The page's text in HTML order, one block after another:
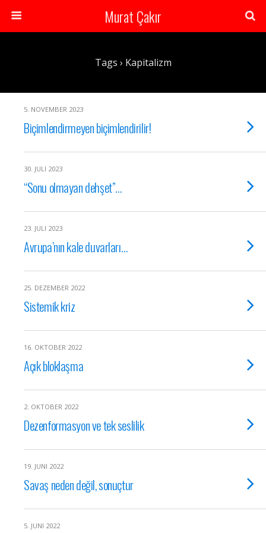
Murat Çakır
Tags › Kapitalizm
5. NOVEMBER 2023
Biçimlendirmeyen biçimlendirilir!
30. JULI 2023
“Sonu olmayan dehşet”…
23. JULI 2023
Avrupa’nın kale duvarları…
25. DEZEMBER 2022
Sistemik kriz
16. OKTOBER 2022
Açık bloklaşma
2. OKTOBER 2022
Dezenformasyon ve tek seslilik
19. JUNI 2022
Savaş neden değil, sonuçtur
5. JUNI 2022